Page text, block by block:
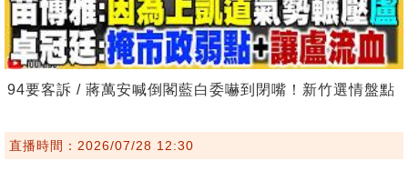
94要客訴 / 蔣萬安喊倒閣藍白委嚇到閉嘴！新竹選情盤點
直播時間：2026/07/28 12:30